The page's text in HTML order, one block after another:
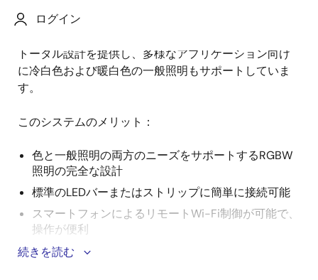
ログイン
説
は、Wi-Fi制御とUSB-C電源を備えており、非常に柔軟
トータル設計を提供し、多様なアプリケーション向け
に冷白色および暖白色の一般照明もサポートしていま
す。
このシステムのメリット：
色と一般照明の両方のニーズをサポートするRGBW
照明の完全な設計
標準のLEDバーまたはストリップに簡単に接続可能
スマートフォンによるリモートWi-Fi制御が可能で、
操作が便利
既存のWi-Fiネットワークにシームレスに統合する
続きを読む